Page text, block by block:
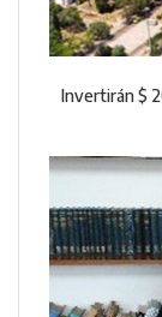
Invertirán $